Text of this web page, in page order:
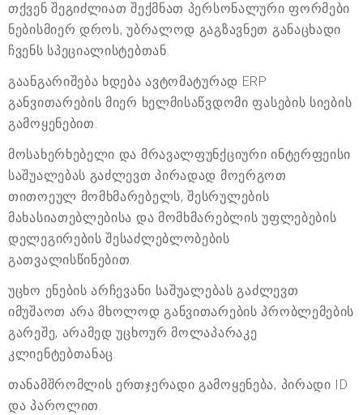
თქვენ შეგიძლიათ შექმნათ პერსონალური ფორმები
ნებისმიერ დროს, უბრალოდ გაგზავნეთ განაცხადი
ჩვენს სპეციალისტებთან.
გაანგარიშება ხდება ავტომატურად ERP
განვითარების მიერ ხელმისაწვდომი ფასების სიების
გამოყენებით.
მოსახერხებელი და მრავალფუნქციური ინტერფეისი
საშუალებას გაძლევთ პირადად მოერგოთ
თითოეულ მომხმარებელს, შესრულების
მახასიათებლებისა და მომხმარებლის უფლებების
დელეგირების შესაძლებლობების
გათვალისწინებით.
უცხო ენების არჩევანი საშუალებას გაძლევთ
იმუშაოთ არა მხოლოდ განვითარების პრობლემების
გარეშე, არამედ უცხოურ მოლაპარაკე
კლიენტებთანაც.
თანამშრომლის ერთჯერადი გამოყენება, პირადი ID
და პაროლით.